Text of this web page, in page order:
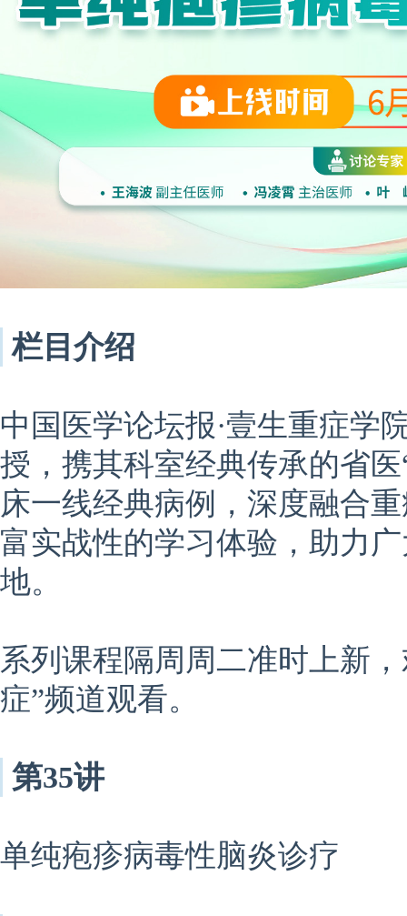
栏目介绍
中国医学论坛报·壹生重症学
授，携其科室经典传承的省
床一线经典病例，深度融合
富实战性的学习体验，助力
地。
系列课程隔周周二准时上新
症”频道观看。
第35讲
单纯疱疹病毒性脑炎诊疗